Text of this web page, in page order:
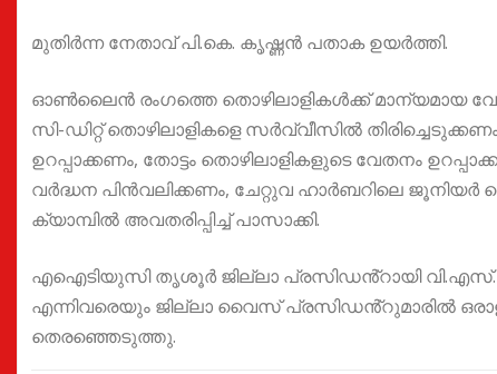
മുതിർന്ന നേതാവ് പി.കെ. കൃഷ്ണൻ പതാക ഉയർത്തി.
ഓൺലൈൻ രംഗത്തെ തൊഴിലാളികൾക്ക് മാന്യമായ
സി-ഡിറ്റ് തൊഴിലാളികളെ സർവ്വീസിൽ
ഉറപ്പാക്കണം, തോട്ടം തൊഴിലാളികളുടെ വേതനം
വർദ്ധന പിൻവലിക്കണം, ചേറ്റുവ ഹാർബറിലെ ജൂനിയർ
ക്യാമ്പിൽ അവതരിപ്പിച്ച് പാസാക്കി.
എഐടിയുസി തൃശൂർ ജില്ലാ പ്രസിഡൻ്റായി വി.എസ്.
എന്നിവരെയും ജില്ലാ വൈസ് പ്രസിഡൻ്റുമാരിൽ
തെരഞ്ഞെടുത്തു.